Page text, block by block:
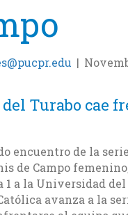
|
Turabo cae
encuentro de la
de Campo
1 a la Universidad del
avanza a la